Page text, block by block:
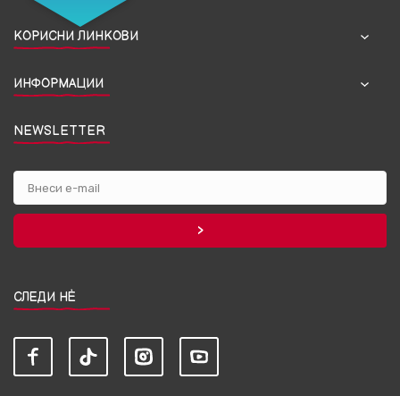
КОРИСНИ ЛИНКОВИ
ИНФОРМАЦИИ
NEWSLETTER
СЛЕДИ НЀ